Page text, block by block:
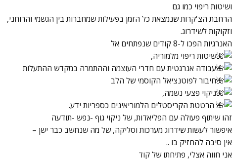
ושיטות ריפוי כמו גם
הרחבת הצ'קרות שנמצאת כל הזמן בפעילות שמחברות בין הגשמי והרוחני,
וזקוקות לשידרוג.
האנרגיות הפכו ל-8 קודים שנפתחים אל
שיטות ריפוי מלמוריה,
עבודה אנרגטית עם חדרי העוצמה וההתמרה במקדש ההתעלות
חיבור לפוטנציאל הקוסמי של הלב
ניקוי פצעי נשמה,
הרטטת הקריסטלים הלמוריאינים כספריות ידע.
זהו שיתוף פעולה עם הפליאדות, של ניקוי גוף -נפש -תודעה
איפשור לעשות שידרוג מערכות וסליקה, של מה שנחשב כבר ישן –
אין סיבה להחזיק בו ..
אני חווה אצלי, פתיחתו של קוד